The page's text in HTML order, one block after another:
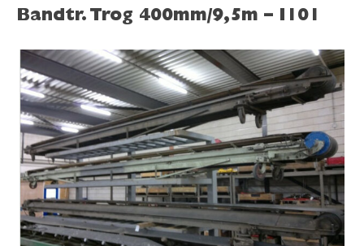
Bandtr. Trog 400mm/9,5m – I101